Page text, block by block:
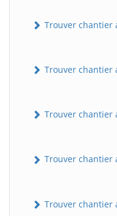
Trouver chantier
Trouver chantier
Trouver chantier
Trouver chantier
Trouver chantier